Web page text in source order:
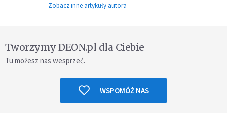
Zobacz inne artykuły autora
Tworzymy DEON.pl dla Ciebie
Tu możesz nas wesprzeć.
WSPOMÓŻ NAS